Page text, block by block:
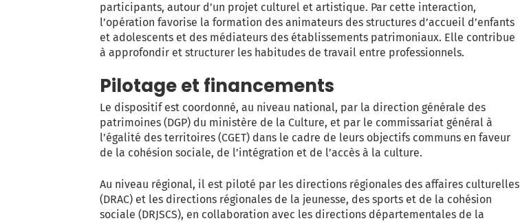
participants, autour d’un projet culturel et artistique. Par cette interaction,
l’opération favorise la formation des animateurs des structures d’accueil d’enfants
et adolescents et des médiateurs des établissements patrimoniaux. Elle contribue
à approfondir et structurer les habitudes de travail entre professionnels.
Pilotage et financements
Le dispositif est coordonné, au niveau national, par la direction générale des
patrimoines (DGP) du ministère de la Culture, et par le commissariat général à
l’égalité des territoires (CGET) dans le cadre de leurs objectifs communs en faveur
de la cohésion sociale, de l’intégration et de l’accès à la culture.
Au niveau régional, il est piloté par les directions régionales des affaires culturelles
(DRAC) et les directions régionales de la jeunesse, des sports et de la cohésion
sociale (DRJSCS), en collaboration avec les directions départementales de la